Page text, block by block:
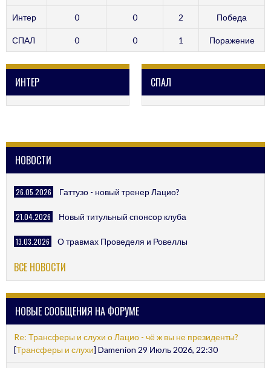
Интер 0 0 2 Победа
СПАЛ 0 0 1 Поражение
ИНТЕР СПАЛ
НОВОСТИ
26.05.2026 Гаттузо - новый тренер Лацио?
21.04.2026 Новый титульный спонсор клуба
13.03.2026 О травмах Проведеля и Ровеллы
ВСЕ НОВОСТИ
НОВЫЕ СООБЩЕНИЯ НА ФОРУМЕ
Re: Трансферы и слухи о Лацио - чё ж вы не президенты?
[Трансферы и слухи] Damenion 29 Июль 2026, 22:30